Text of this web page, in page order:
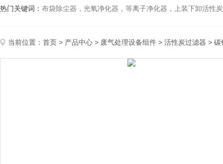
热门关键词： 布袋除尘器，光氧净化器，等离子净化器，上装下卸活性炭吸附箱，打磨除尘
当前位置： 首页 > 产品中心 > 废气处理设备组件 > 活性炭过滤器 > 碳